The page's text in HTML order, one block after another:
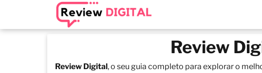
Review
Review Digital, o seu guia completo para explorar o